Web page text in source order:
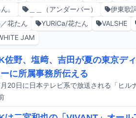
。
＿＿（アンダーバー） 伊東歌
花たん YURiCa/花たん VALSHE
JAM
佐野、塩﨑、吉田が夏の東京デ
ーに所属事務所伝える